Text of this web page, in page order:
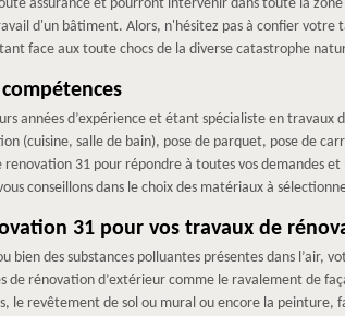
assurance et pourront intervenir dans toute la
d'un bâtiment. Alors, n'hésitez pas à confier votre
face aux toute chocs de la diverse catastrophe
années d’expérience et étant spécialiste en
(cuisine, salle de bain), pose de parquet, pose de
31 pour répondre à toutes vos demandes
conseillons dans le choix des matériaux à
31 pour vos travaux de
bien des substances polluantes présentes dans
de rénovation d’extérieur comme le ravalement de
le revêtement de sol ou mural ou encore la